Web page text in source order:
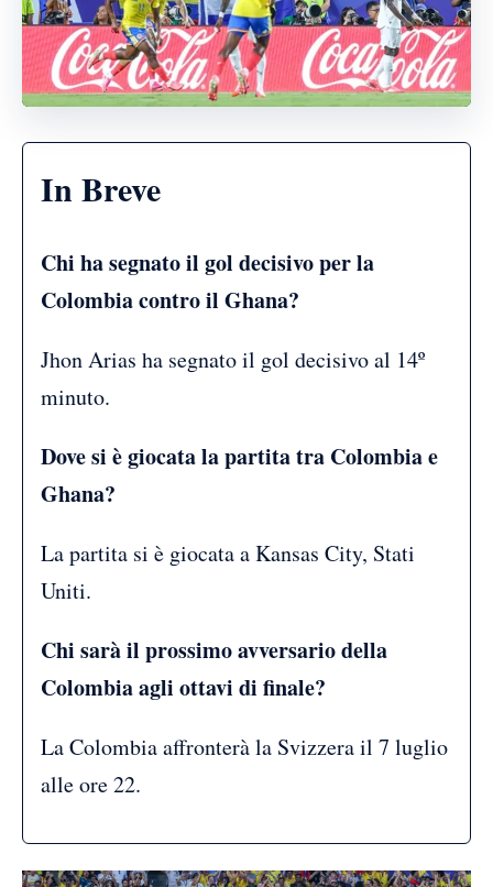
In Breve
Chi ha segnato il gol decisivo per la
Colombia contro il Ghana?
Jhon Arias ha segnato il gol decisivo al 14º
minuto.
Dove si è giocata la partita tra Colombia e
Ghana?
La partita si è giocata a Kansas City, Stati
Uniti.
Chi sarà il prossimo avversario della
Colombia agli ottavi di finale?
La Colombia affronterà la Svizzera il 7 luglio
alle ore 22.